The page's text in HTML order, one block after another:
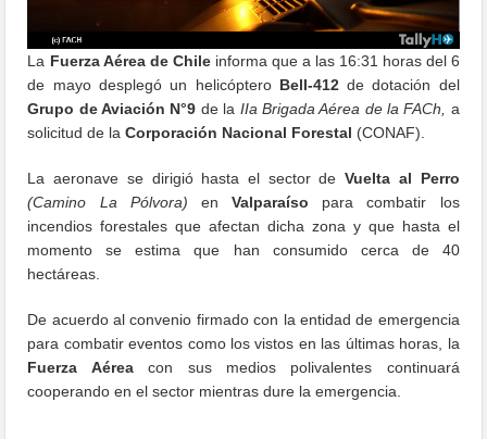
La Fuerza Aérea de Chileinforma que a las 16:31 horas del 6
de mayo desplegó un helicóptero Bell-412de dotación del
Grupo de Aviación N°9 de la IIa Brigada Aérea de la FACh,
a
solicitud de laCorporación Nacional Forestal (CONAF).
La aeronave se dirigió hasta el sector deVuelta al Perro
(Camino La Pólvora) enValparaíso para combatir los
incendios forestales que afectan dicha zona y que hasta el
momento se estima que han consumido cerca de 40
hectáreas.
De acuerdo al convenio firmado con la entidad de emergencia
para combatir eventos como los vistos en las últimas horas, la
Fuerza Aéreacon sus medios polivalentes continuará
cooperando en el sector mientras dure la emergencia.